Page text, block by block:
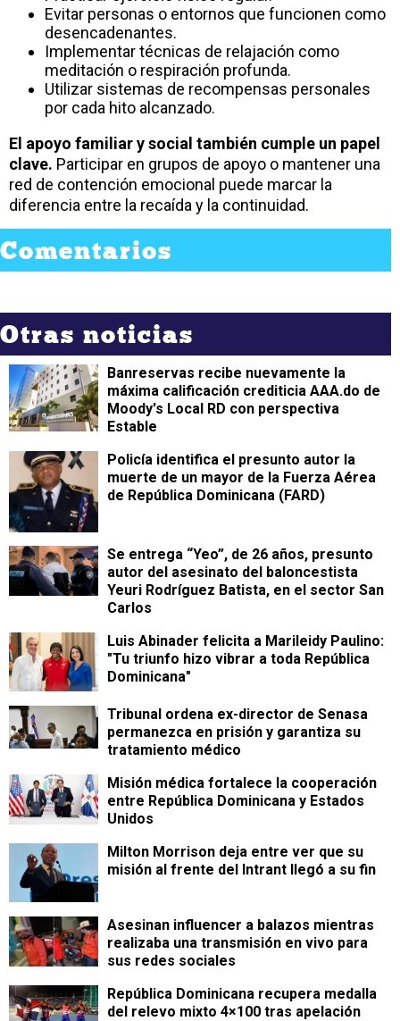
Evitar personas o entornos que funcionen como
desencadenantes.
Implementar técnicas de relajación como
meditación o respiración profunda.
Utilizar sistemas de recompensas personales
por cada hito alcanzado.
El apoyo familiar y social también cumple un papel
clave. Participar en grupos de apoyo o mantener una
red de contención emocional puede marcar la
diferencia entre la recaída y la continuidad.
Comentarios
Otras noticias
Banreservas recibe nuevamente la
máxima calificación crediticia AAA.do de
Moody's Local RD con perspectiva
Estable
Policía identifica el presunto autor la
muerte de un mayor de la Fuerza Aérea
de República Dominicana (FARD)
Se entrega “Yeo”, de 26 años, presunto
autor del asesinato del baloncestista
Yeuri Rodríguez Batista, en el sector San
Carlos
Luis Abinader felicita a Marileidy Paulino:
"Tu triunfo hizo vibrar a toda República
Dominicana"
Tribunal ordena ex-director de Senasa
permanezca en prisión y garantiza su
tratamiento médico
Misión médica fortalece la cooperación
entre República Dominicana y Estados
Unidos
Milton Morrison deja entre ver que su
misión al frente del Intrant llegó a su fin
Asesinan influencer a balazos mientras
realizaba una transmisión en vivo para
sus redes sociales
República Dominicana recupera medalla
del relevo mixto 4×100 tras apelación